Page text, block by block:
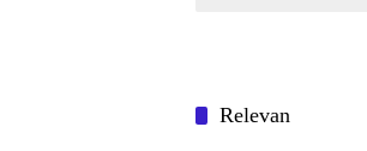
Relevan
Blog